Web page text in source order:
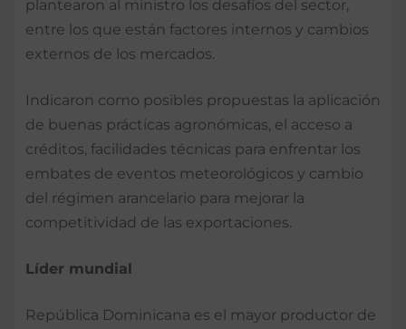
plantearon al ministro los desafíos del sector,
entre los que están factores internos y cambios
externos de los mercados.
Indicaron como posibles propuestas la aplicación
de buenas prácticas agronómicas, el acceso a
créditos, facilidades técnicas para enfrentar los
embates de eventos meteorológicos y cambio
del régimen arancelario para mejorar la
competitividad de las exportaciones.
Líder mundial
República Dominicana es el mayor productor de